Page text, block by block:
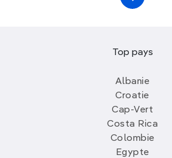
Top pays
Albanie
Croatie
Cap-Vert
Costa Rica
Colombie
Egypte